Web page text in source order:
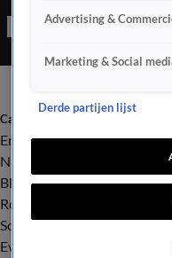
Categorieën
Entertainment
Nieuws
BN'ers
Royalty
Songfestival
Evenementen
Advertising &
Marketing & Social
Derde partijen lijst